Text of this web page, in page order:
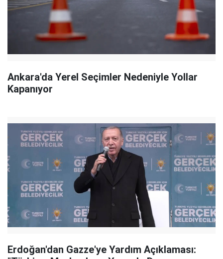
Ankara'da Yerel Seçimler Nedeniyle Yollar
Kapanıyor
Erdoğan'dan Gazze'ye Yardım Açıklaması: